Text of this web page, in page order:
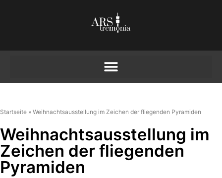
Startseite » Weihnachtsausstellung im Zeichen der fliegenden Pyramiden
Weihnachtsausstellung im
Zeichen der fliegenden
Pyramiden